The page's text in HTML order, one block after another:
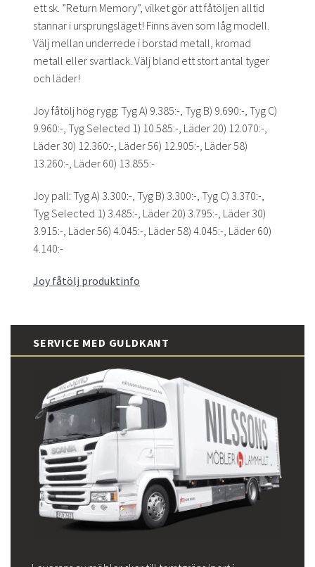
ett sk. ”Return Memory”, vilket gör att fåtöljen alltid
stannar i ursprungsläget! Finns även som låg modell.
Välj mellan underrede i borstad metall, kromad
metall eller svartlack. Välj bland ett stort antal tyger
och läder!
Joy fåtölj hög rygg: Tyg A) 9.385:-, Tyg B) 9.690:-, Tyg C)
9.960:-, Tyg Selected 1) 10.585:-, Läder 20) 12.070:-,
Läder 30) 12.360:-, Läder 56) 12.905:-, Läder 58)
13.260:-, Läder 60) 13.855:-
Joy pall: Tyg A) 3.300:-, Tyg B) 3.300:-, Tyg C) 3.370:-,
Tyg Selected 1) 3.485:-, Läder 20) 3.795:-, Läder 30)
3.915:-, Läder 56) 4.045:-, Läder 58) 4.045:-, Läder 60)
4.140:-
Joy fåtölj produktinfo
SERVICE MED GULDKANT